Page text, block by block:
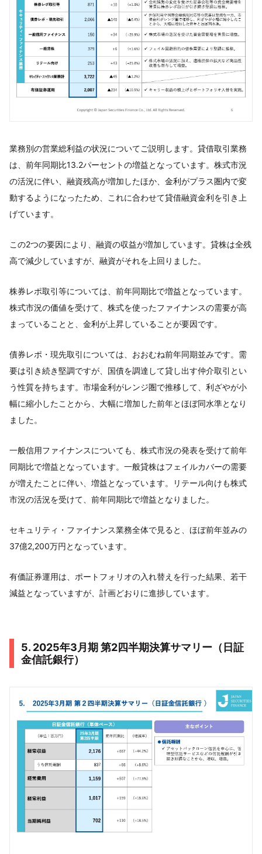
業務別の営業総利益の状況についてご説明します。貸借取引業務
は、前年同期比13.2パーセントの増益となっています。株式市況
の活況に伴い、融資残高が増加したほか、金利がプラス圏内で変
動するようになったため、これに合わせて貸借融資金利を引き上
げています。
この2つの要因により、融資の収益が増加しています。貸株は全残
高で減少していますが、融資がそれを上回りました。
株券レポ取引等については、前年同期比で増益となっています。
株式市況の価値を受けて、株式を使ったファイナンスの需要が高
まっていることと、金利が上昇していることが要因です。
債券レポ・現先取引については、おおむね前年同期並みです。需
要は引き続き堅調ですが、国債を調達して貸し出す仲介取引とい
う性質を持ちます。市場金利がレンジ圏で推移して、利ざやが小
幅に縮小したことから、大幅に増加した前年とほぼ同水準となり
ました。
一般信用ファイナンスについても、株式市況の発表を受けて前年
同期比で増益となっています。一般貸株はフェイルカバーの需要
が増えたことに伴い、増益となっています。リテール向けも株式
市況の活況を受けて、前年同期比で増益となりました。
セキュリティ・ファイナンス業務全体で見ると、ほぼ前年並みの
37億2,200万円となっています。
有価証券運用は、ポートフォリオの入れ替えを行った結果、若干
減益となっていますが、計画どおりに進捗しています。
5. 2025年3月期 第2四半期決算サマリー（日証
金信託銀行）